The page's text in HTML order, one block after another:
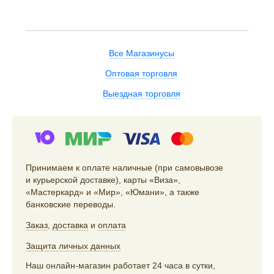
Все Магазинусы
Оптовая торговля
Выездная торговля
Принимаем к оплате наличные (при самовывозе
и курьерской доставке), карты «Виза»,
«Мастеркард» и «Мир», «Юмани», а также
банковские переводы.
Заказ доставка и оплата
Защита личных данных
Наш онлайн-магазин работает 24 часа в сутки,